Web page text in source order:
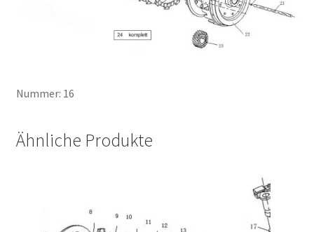
Nummer: 16
Ähnliche Produkte